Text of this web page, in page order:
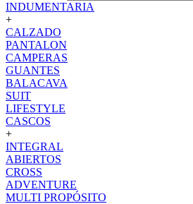
INDUMENTARIA
+
CALZADO
PANTALON
CAMPERAS
GUANTES
BALACAVA
SUIT
LIFESTYLE
CASCOS
+
INTEGRAL
ABIERTOS
CROSS
ADVENTURE
MULTI PROPÓSITO